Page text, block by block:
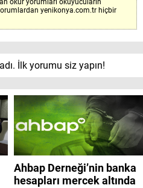
okur yorumları okuyucuların
yenikonya.com.tr hiçbir
İlk yorumu siz yapın!
Ahbap Derneği’nin banka
hesapları mercek altında